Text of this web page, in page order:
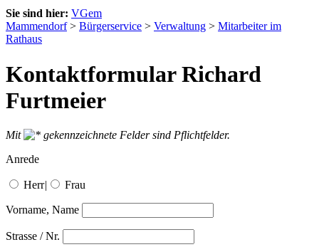
Sie sind hier: VGem
Mammendorf> Bürgerservice > Verwaltung > Mitarbeiter im
Rathaus
Kontaktformular Richard
Furtmeier
Mit
gekennzeichnete Felder sind Pflichtfelder.
Anrede
Herr| Frau
Vorname, Name
Strasse / Nr.